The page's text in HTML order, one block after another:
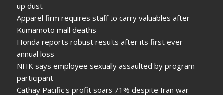
up dust
Apparel firm requires staff to carry valuables after
Kumamoto mall deaths
Honda reports robust results after its first ever
annual loss
NHK says employee sexually assaulted by program
participant
Cathay Pacific's profit soars 71% despite Iran war